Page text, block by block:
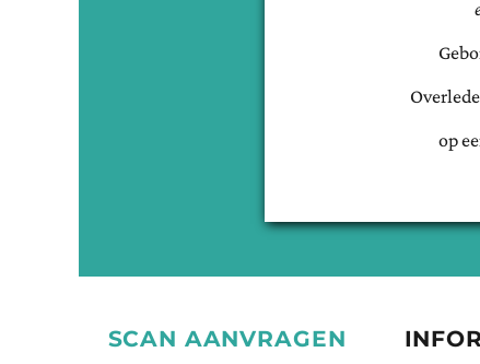
op
SCAN AANVRAGEN